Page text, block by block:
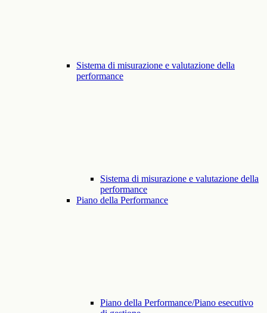
Sistema di misurazione e valutazione della
performance
Sistema di misurazione e valutazione della
performance
Piano della Performance
Piano della Performance/Piano esecutivo